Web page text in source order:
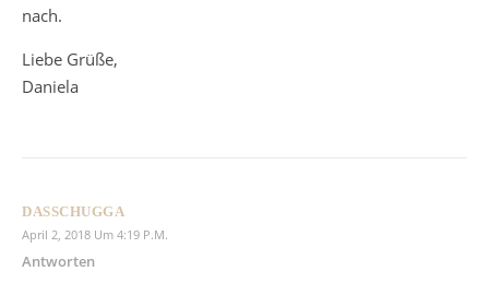
nach.
Liebe Grüße,
Daniela
DASSCHUGGA
April 2, 2018 Um 4:19 P.m.
Antworten